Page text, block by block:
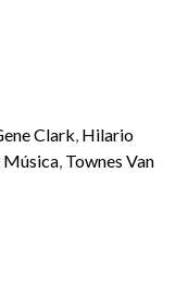
Clark, Hilario
Música, Townes Van